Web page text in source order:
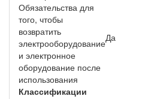
Обязательства для
того, чтобы
возвратить
электрооборудование
и электронное
оборудование после
использования
Да
Классификации